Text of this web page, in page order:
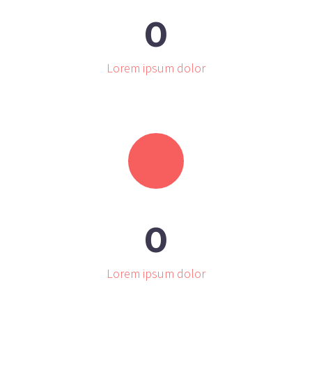
0
Lorem ipsum dolor
0
Lorem ipsum dolor